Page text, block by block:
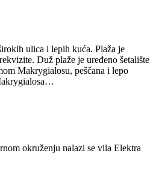
ulica i lepih kuća. Plaža je
Duž plaže je uređeno šetalište
Makrygialosu, peščana i lepo
okruženju nalazi se vila Elektra